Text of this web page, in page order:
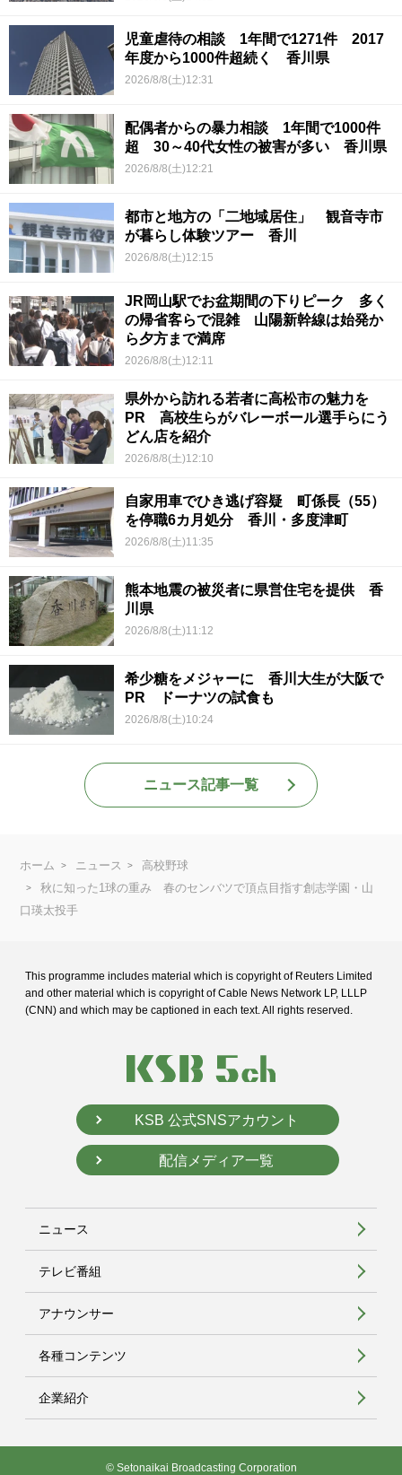
児童虐待の相談 1年間で1271件 2017
年度から1000件超続く 香川県
2026/8/8(土)12:31
配偶者からの暴力相談 1年間で1000件
超 30～40代女性の被害が多い 香川県
2026/8/8(土)12:21
都市と地方の「二地域居住」 観音寺市
が暮らし体験ツアー 香川
2026/8/8(土)12:15
JR岡山駅でお盆期間の下りピーク 多く
の帰省客らで混雑 山陽新幹線は始発か
ら夕方まで満席
2026/8/8(土)12:11
県外から訪れる若者に高松市の魅力を
PR 高校生らがバレーボール選手らにう
どん店を紹介
2026/8/8(土)12:10
自家用車でひき逃げ容疑 町係長（55）
を停職6カ月処分 香川・多度津町
2026/8/8(土)11:35
熊本地震の被災者に県営住宅を提供 香
川県
2026/8/8(土)11:12
希少糖をメジャーに 香川大生が大阪で
PR ドーナツの試食も
2026/8/8(土)10:24
ニュース記事一覧
ホーム ニュース
高校野球
秋に知った1球の重み 春のセンバツで頂点目指す創志学園・山
口瑛太投手
This programme includes material which is copyright of Reuters Limited
and other material which is copyright of Cable News Network LP, LLLP
(CNN) and which may be captioned in each text. All rights reserved.
KSB 公式SNSアカウント
配信メディア一覧
ニュース
テレビ番組
アナウンサー
各種コンテンツ
企業紹介
© Setonaikai Broadcasting Corporation